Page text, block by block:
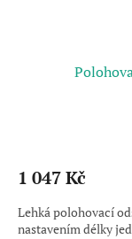
1 047 Kč
Lehká polohovací
nastavením délky